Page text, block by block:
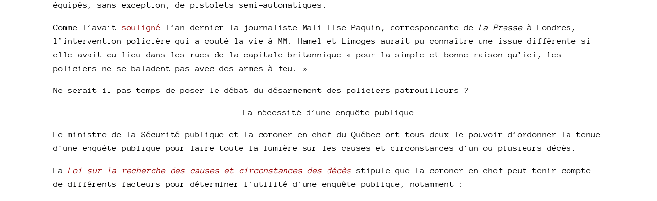
équipés, sans exception, de pistolets semi-automatiques.
Comme l’avait souligné l’an dernier la journaliste Mali Ilse Paquin, correspondante de La Presse à Londres,
l’intervention policière qui a couté la vie à MM. Hamel et Limoges aurait pu connaître une issue différente si
elle avait eu lieu dans les rues de la capitale britannique « pour la simple et bonne raison qu’ici, les
policiers ne se baladent pas avec des armes à feu. »
Ne serait-il pas temps de poser le débat du désarmement des policiers patrouilleurs ?
La nécessité d’une enquête publique
Le ministre de la Sécurité publique et la coroner en chef du Québec ont tous deux le pouvoir d’ordonner la tenue
d’une enquête publique pour faire toute la lumière sur les causes et circonstances d’un ou plusieurs décès.
La Loi sur la recherche des causes et circonstances des décès stipule que la coroner en chef peut tenir compte
de différents facteurs pour déterminer l’utilité d’une enquête publique, notamment :